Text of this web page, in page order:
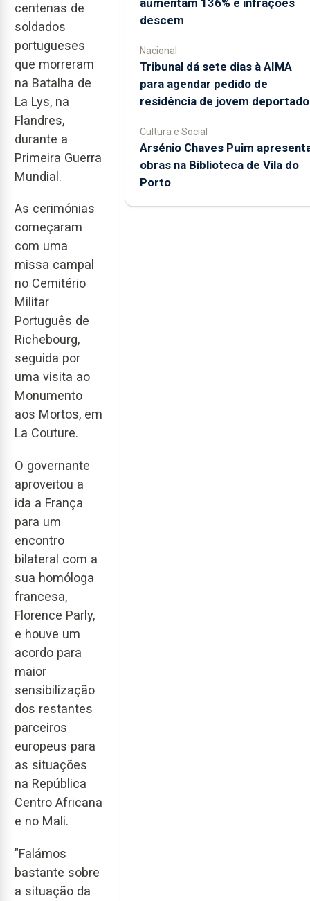
centenas de
soldados
portugueses
que morreram
na Batalha de
La Lys, na
Flandres,
durante a
Primeira Guerra
Mundial.
As cerimónias
começaram
com uma
missa campal
no Cemitério
Militar
Português de
Richebourg,
seguida por
uma visita ao
Monumento
aos Mortos, em
La Couture.
O governante
aproveitou a
ida a França
para um
encontro
bilateral com a
sua homóloga
francesa,
Florence Parly,
e houve um
acordo para
maior
sensibilização
dos restantes
parceiros
europeus para
as situações
na República
Centro Africana
e no Mali.
"Falámos
bastante sobre
a situação da
descem
Nacional
Tribunal dá sete dias à AIMA
para agendar pedido de
residência de jovem deportado
Cultura e Social
Arsénio Chaves Puim
obras na Biblioteca de Vila do
Porto